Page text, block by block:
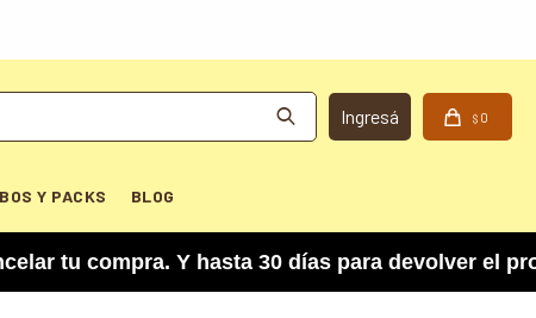
Y PACKS BLOG
$ 0
compra. Y hasta 30 días para devolver el